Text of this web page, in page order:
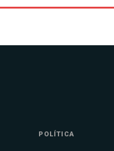
POLÍTICA